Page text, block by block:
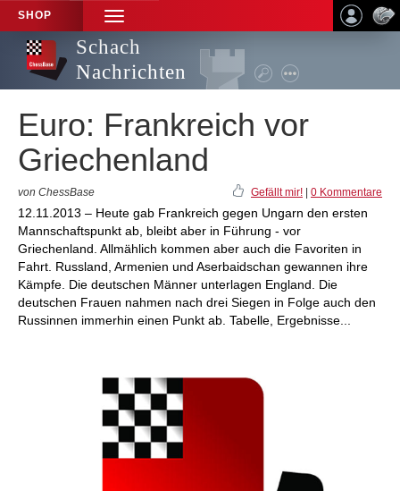
SHOP
TOGGLE
NAVIGATION
Schach
Nachrichten
Euro: Frankreich vor
Griechenland
von ChessBase Gefällt mir! 0 Kommentare
12.11.2013 – Heute gab Frankreich gegen Ungarn den ersten
Mannschaftspunkt ab, bleibt aber in Führung - vor
Griechenland. Allmählich kommen aber auch die Favoriten in
Fahrt. Russland, Armenien und Aserbaidschan gewannen ihre
Kämpfe. Die deutschen Männer unterlagen England. Die
deutschen Frauen nahmen nach drei Siegen in Folge auch den
Russinnen immerhin einen Punkt ab. Tabelle, Ergebnisse...